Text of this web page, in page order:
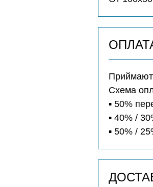
Схема
▪️ 50%
▪️ 40% /
▪️ 50% /